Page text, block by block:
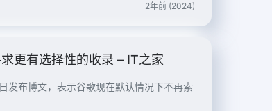
2年前 (2024)
更有选择性的收录 – IT之家
布博文，表示谷歌现在默认情况下不再索